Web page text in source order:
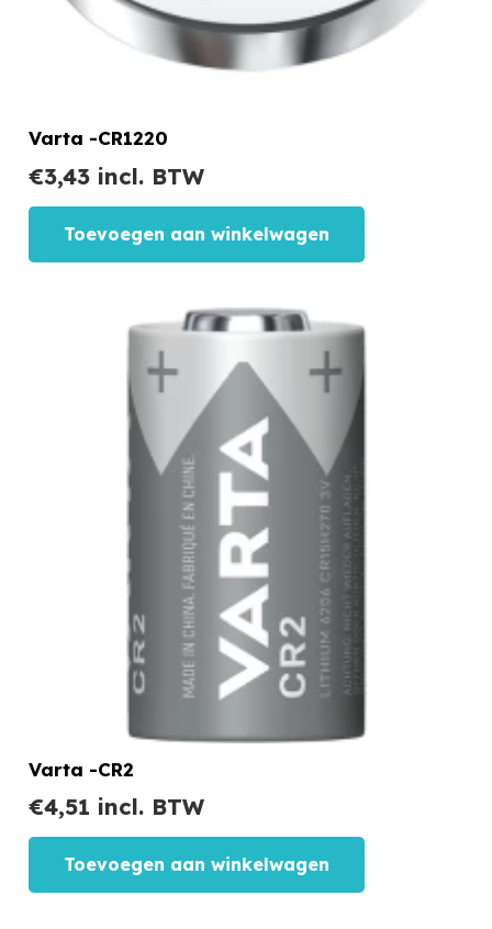
Varta -CR1220
€3,43incl. BTW
Toevoegen aan winkelwagen
Varta -CR2
€4,51 incl. BTW
Toevoegen aan winkelwagen